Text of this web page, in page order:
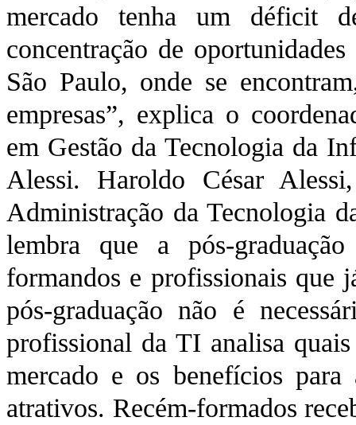
mercado tenha um déficit
concentração de
São Paulo, onde se
empresas”, explica o
em Gestão da Tecnologia da
Alessi. Haroldo César
Administração da Tecnologia
lembra que a pós-
formandos e profissionais que
pós-graduação não é
profissional da TI analisa
mercado e os benefícios para
atrativos. Recém-formados